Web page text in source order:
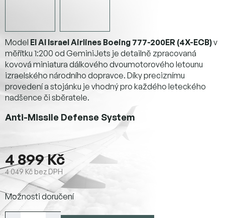
4 899 Kč
4 049 Kč bez DPH
Měrná
cena:
Možnosti doručení
Model El Al Israel Airlines Boeing 777-200ER (4X-ECB)v
měřítku 1:200 od GeminiJets je detailně zpracovaná
kovová miniatura dálkového dvoumotorového letounu
izraelského národního dopravce. Díky preciznímu
provedení a stojánku je vhodný pro každého leteckého
nadšence či sběratele.
Anti-Missile Defense System